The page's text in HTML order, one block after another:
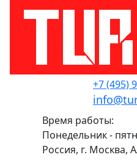
+7 (495)
Время работы:
Понедельник -
Россия, г. Москва,